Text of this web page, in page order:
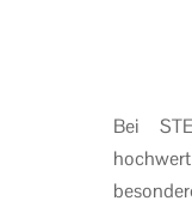
Bei